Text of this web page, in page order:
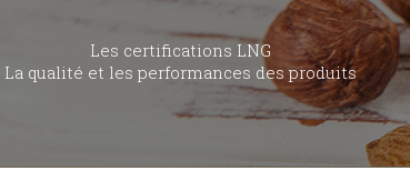
Les certifications LNG
La qualité et les performances des produits